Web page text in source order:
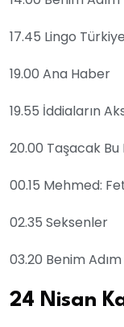
17.45 Lingo Türkiye
19.00 Ana Haber
19.55 İddiaların
20.00 Taşacak Bu
00.15 Mehmed:
02.35 Seksenler
03.20 Benim
24 Nisan